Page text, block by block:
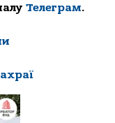
Телеграм.